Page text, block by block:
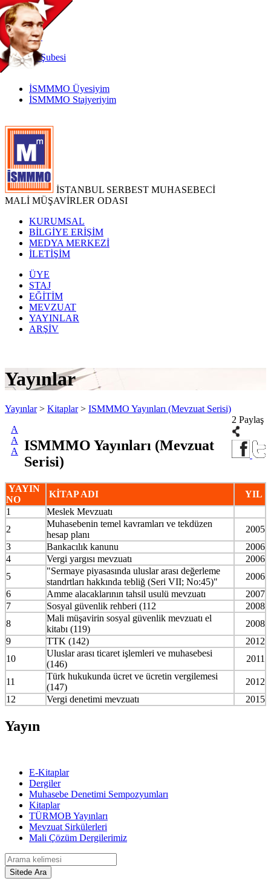
TR
|
EN
İnternetŞubesi
İSMMMO Üyesiyim
İSMMMO Stajyeriyim
İSTANBUL SERBEST MUHASEBECİ
MALİ MÜŞAVİRLER ODASI
KURUMSAL
BİLGİYE ERİŞİM
MEDYA MERKEZİ
İLETİŞİM
ÜYE
STAJ
EĞİTİM
MEVZUAT
YAYINLAR
ARŞİV
Yayınlar
Yayınlar> Kitaplar> ISMMMO Yayınları (Mevzuat Serisi)
A
A
A
2 Paylaş
ISMMMO Yayınları (Mevzuat
Serisi)
YAYIN
NO
KİTAP ADI
YIL
1
Meslek Mevzuatı
2
Muhasebenin temel kavramları ve tekdüzen
hesap planı
2005
3
Bankacılık kanunu
2006
4
Vergi yargısı mevzuatı
2006
5
"Sermaye piyasasında uluslar arası değerleme
standrtları hakkında tebliğ (Seri VII; No:45)"
2006
6
Amme alacaklarının tahsil usulü mevzuatı
2007
7
Sosyal güvenlik rehberi (112
2008
8
Mali müşavirin sosyal güvenlik mevzuatı el
kitabı (119)
2008
9
TTK (142)
2012
10
Uluslar arası ticaret işlemleri ve muhasebesi
(146)
2011
11
Türk hukukunda ücret ve ücretin vergilemesi
(147)
2012
12
Vergi denetimi mevzuatı 2015
Yayın
E-Kitaplar
Dergiler
Muhasebe Denetimi Sempozyumları
Kitaplar
TÜRMOB Yayınları
Mevzuat Sirkülerleri
Mali Çözüm Dergilerimiz